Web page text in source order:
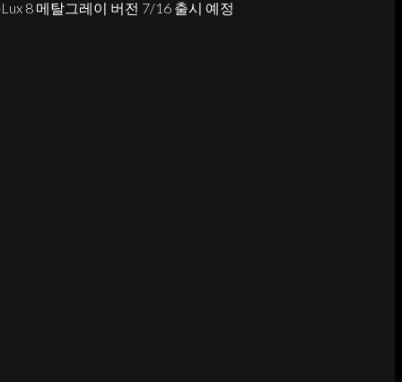
8 메탈그레이 버전 7/16 출시 예정